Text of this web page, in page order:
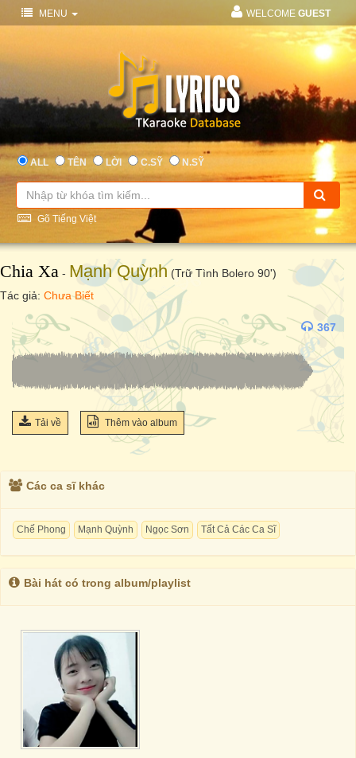
MENU WELCOME GUEST
ALL TÊN LỜI C.SỸ N.SỸ
Gõ Tiếng Việt
Chia Xa - Mạnh Quỳnh (Trữ Tình Bolero 90')
Tác giả: Chưa Biết
367
Tải về Thêm vào album
Các ca sĩ khác
Chế Phong Mạnh Quỳnh Ngọc Sơn Tất Cả Các Ca Sĩ
Bài hát có trong album/playlist